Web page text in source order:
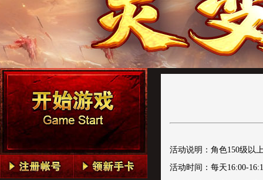
活动说明： 角色150级以
活动时间： 每天16:00-